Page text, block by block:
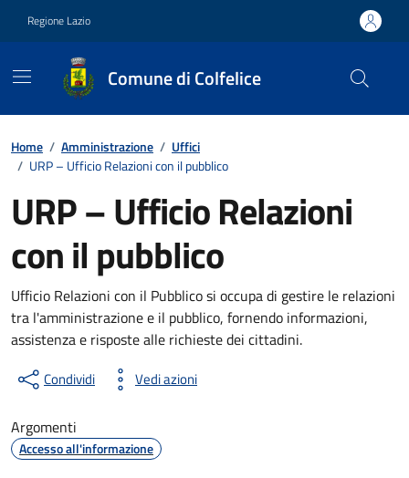
Regione Lazio
Comune di Colfelice
Contenuti in evidenza
Home / Amministrazione / Uffici
/ URP – Ufficio Relazioni con il pubblico
URP – Ufficio Relazioni
con il pubblico
Ufficio Relazioni con il Pubblico si occupa di gestire le relazioni
tra l'amministrazione e il pubblico, fornendo informazioni,
assistenza e risposte alle richieste dei cittadini.
Condividi Vedi azioni
Argomenti
Accesso all'informazione